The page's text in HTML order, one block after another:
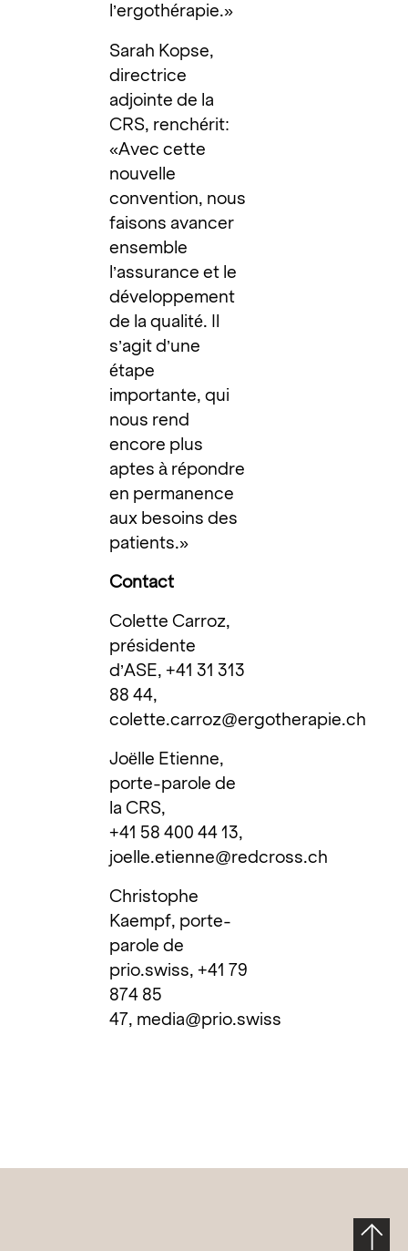
l’ergothérapie.»
Sarah Kopse,
directrice
adjointe de la
CRS, renchérit:
«Avec cette
nouvelle
convention, nous
faisons avancer
ensemble
l’assurance et le
développement
de la qualité. Il
s’agit d’une
étape
importante, qui
nous rend
encore plus
aptes à répondre
en permanence
aux besoins des
patients.»
Contact
Colette Carroz,
présidente
d’ASE, +41 31 313
88 44,
colette.carroz@ergotherapie.ch
Joëlle Etienne,
porte-parole de
la CRS,
+41 58 400 44 13,
joelle.etienne@redcross.ch
Christophe
Kaempf, porte-
parole de
prio.swiss, +41 79
874 85
47, media@prio.swiss